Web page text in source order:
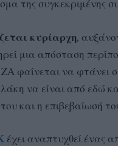
της συγκεκριμένης
κυρίαρχη,
μια απόσταση
φαίνεται να φτάνει
να είναι από εδώ
και η επιβεβαίωσή
έχει αναπτυχθεί ένας